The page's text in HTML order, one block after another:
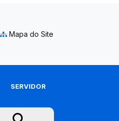
Mapa do Site
SERVIDOR